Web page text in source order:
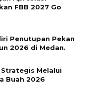
FBB 2027 Go
Penutupan Pekan
2026 di Medan.
Melalui
Buah 2026